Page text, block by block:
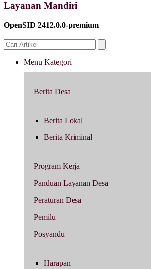
Layanan Mandiri
OpenSID 2412.0.0-premium
Menu Kategori
Berita Desa
Berita Lokal
Berita Kriminal
Program Kerja
Panduan Layanan Desa
Peraturan Desa
Pemilu
Posyandu
Harapan